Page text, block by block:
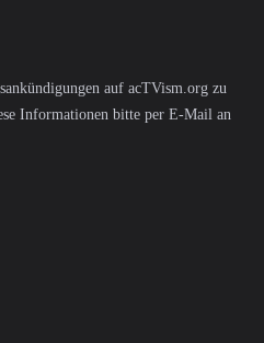
auf acTVism.org zu
Informationen bitte per E-Mail an